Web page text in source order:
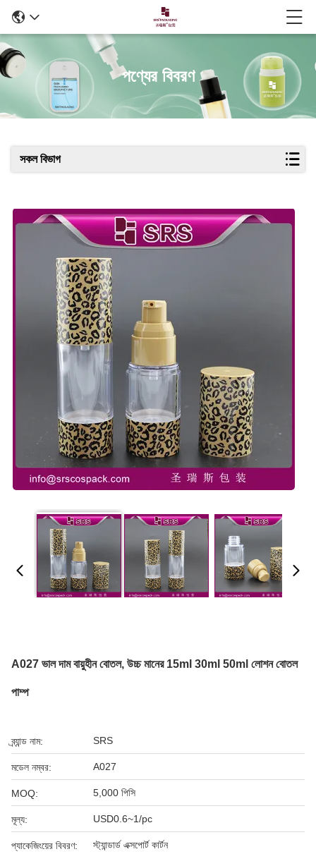
পণ্যের বিবরণ
সকল বিভাগ
A027 ভাল দাম বায়ুহীন বোতল, উচ্চ মানের 15ml 30ml 50ml লোশন বোতল
পাম্প
ব্র্যান্ড নাম: SRS
মডেল নম্বর: A027
MOQ: 5,000 পিসি
মূল্য: USD0.6~1/pc
প্যাকেজিংয়ের বিবরণ: স্ট্যান্ডার্ড এক্সপোর্ট কার্টন